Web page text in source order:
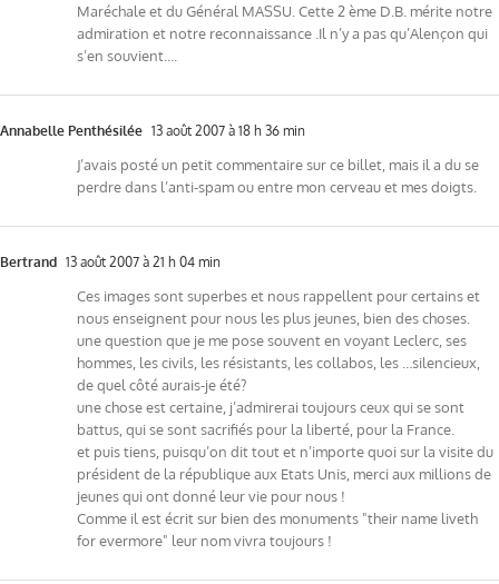
Maréchale et du Général MASSU. Cette 2 ème D.B. mérite notre
admiration et notre reconnaissance .Il n’y a pas qu’Alençon qui
s’en souvient….
Annabelle Penthésilée 13 août 2007 à 18 h 36 min
J’avais posté un petit commentaire sur ce billet, mais il a du se
perdre dans l’anti-spam ou entre mon cerveau et mes doigts.
Bertrand 13 août 2007 à 21 h 04 min
Ces images sont superbes et nous rappellent pour certains et
nous enseignent pour nous les plus jeunes, bien des choses.
une question que je me pose souvent en voyant Leclerc, ses
hommes, les civils, les résistants, les collabos, les …silencieux,
de quel côté aurais-je été?
une chose est certaine, j’admirerai toujours ceux qui se sont
battus, qui se sont sacrifiés pour la liberté, pour la France.
et puis tiens, puisqu’on dit tout et n’importe quoi sur la visite du
président de la république aux Etats Unis, merci aux millions de
jeunes qui ont donné leur vie pour nous !
Comme il est écrit sur bien des monuments "their name liveth
for evermore" leur nom vivra toujours !